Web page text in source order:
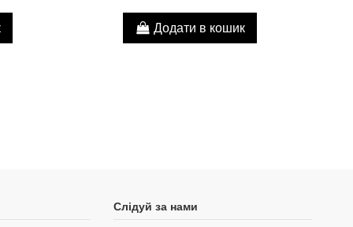
Додати в кошик
Слідуй за нами